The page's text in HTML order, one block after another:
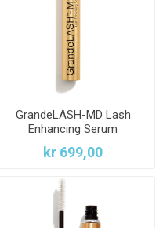
GrandeLASH-MD Lash
Enhancing Serum
kr 699,00